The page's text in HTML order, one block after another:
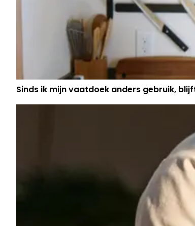
Sinds ik mijn vaatdoek anders gebruik,